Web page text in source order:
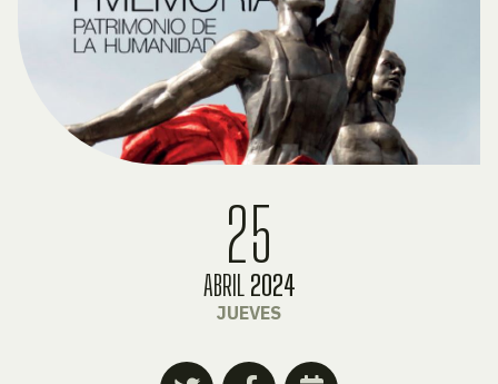
25
ABRIL 2024
JUEVES